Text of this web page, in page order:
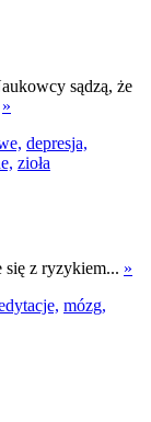
sądzą, że
»
depresja,
zioła
się z ryzykiem... »
mózg,